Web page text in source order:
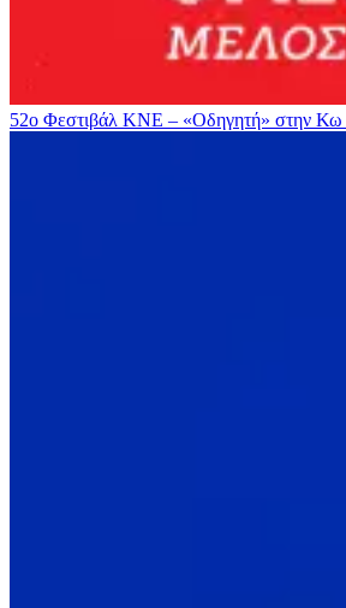
52ο Φεστιβάλ ΚΝΕ – «Οδηγητή» στην Κω